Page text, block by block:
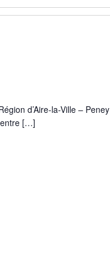
d’Aire-la-Ville – Peney
[…]